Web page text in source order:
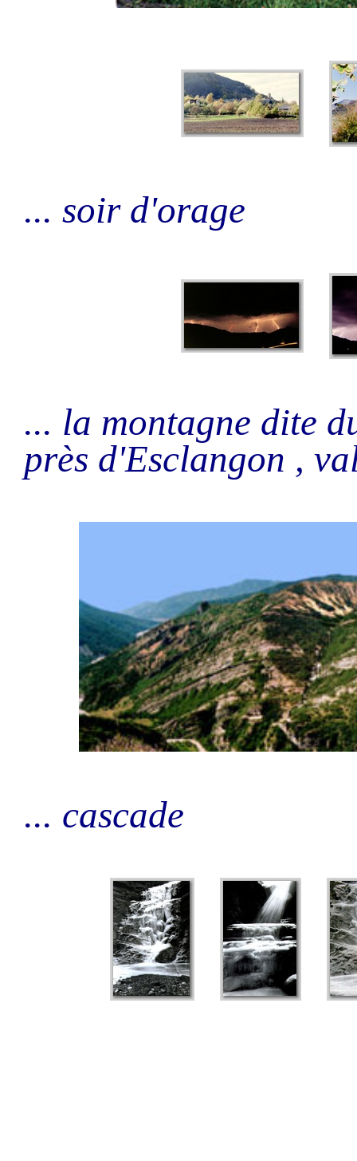
... soir d'orage
... la montagne dite
près d'Esclangon ,
... cascade